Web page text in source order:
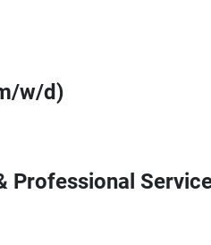
w/d)
Professional